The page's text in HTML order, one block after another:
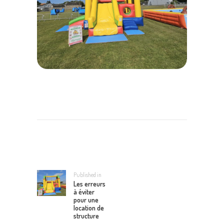
L’ARTICLE
Published in
post:
Les erreurs
à éviter
pour une
location de
structure